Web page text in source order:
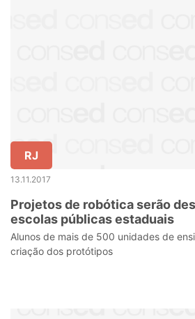
RJ
13.11.2017
Projetos de robótica serão
escolas públicas estaduais
Alunos de mais de 500 unidades de
criação dos protótipos